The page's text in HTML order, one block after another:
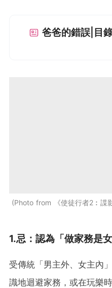
爸爸的錯誤|目
Photo from 《使徒行者2︰諜
1.忌 ：認為「做家務是
受傳統「男主外、女主內
識地迴避家務，或在玩樂